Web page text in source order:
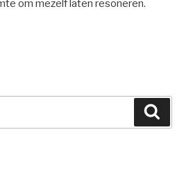
om mezelf laten resoneren.